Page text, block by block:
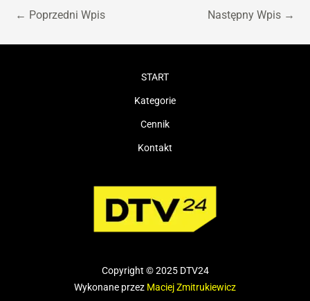
← Poprzedni Wpis Następny Wpis →
START
Kategorie
Cennik
Kontakt
Copyright © 2025 DTV24
Wykonane przez Maciej Zmitrukiewicz